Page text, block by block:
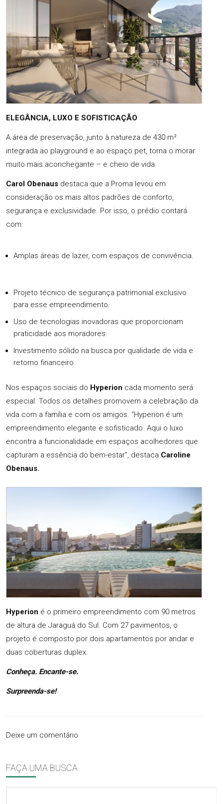
ELEGÂNCIA, LUXO E SOFISTICAÇÃO
A área de preservação, junto à natureza de 430 m²
integrada ao playground e ao espaço pet, torna o morar
muito mais aconchegante – e cheio de vida.
Carol Obenaus destaca que a Proma levou em
consideração os mais altos padrões de conforto,
segurança e exclusividade. Por isso, o prédio contará
com:
Amplas áreas de lazer, com espaços de convivência.
Projeto técnico de segurança patrimonial exclusivo
para esse empreendimento.
Uso de tecnologias inovadoras que proporcionam
praticidade aos moradores.
Investimento sólido na busca por qualidade de vida e
retorno financeiro.
Nos espaços sociais do Hyperion cada momento será
especial. Todos os detalhes promovem a celebração da
vida com a família e com os amigos. “Hyperion é um
empreendimento elegante e sofisticado. Aqui o luxo
encontra a funcionalidade em espaços acolhedores que
capturam a essência do bem-estar”, destaca Caroline
Obenaus.
Hyperion é o primeiro empreendimento com 90 metros
de altura de Jaraguá do Sul. Com 27 pavimentos, o
projeto é composto por dois apartamentos por andar e
duas coberturas duplex.
Conheça. Encante-se.
Surpreenda-se!
Deixe um comentário
FAÇA UMA BUSCA